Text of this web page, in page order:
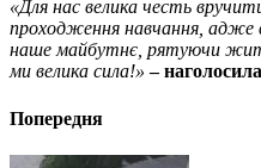
«Для нас велика честь
проходження навчання, адже
наше майбутнє, рятуючи
ми велика сила!» –
Попередня